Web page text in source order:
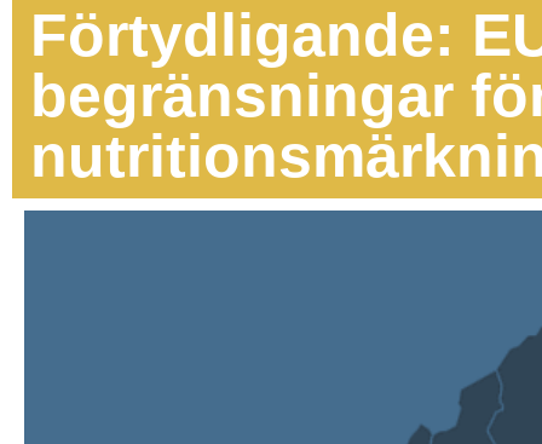
Förtydligande:
begränsningar